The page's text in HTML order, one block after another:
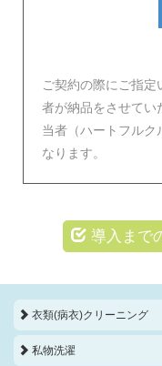
ご契約の際にご指定
者が納品をさせてい
当者（ハートフルク
なります。
導入まで
衣類(病衣)クリーニング
私物洗濯